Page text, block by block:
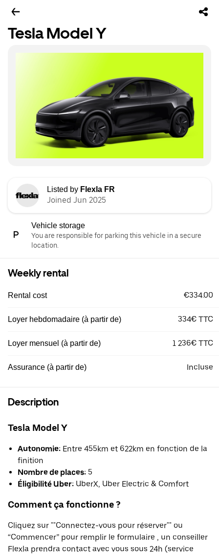
Tesla Model Y
Listed by Flexla FR
Joined Jun 2025
Vehicle storage
You are responsible for parking this vehicle in a secure
location.
Weekly rental
Rental cost €334.00
Loyer hebdomadaire (à partir de) 334€ TTC
Loyer mensuel (à partir de) 1 236€ TTC
Assurance (à partir de) Incluse
Description
Tesla Model Y
Autonomie: Entre 455km et 622km en fonction de la
finition
Nombre de places: 5
Éligibilité Uber: UberX, Uber Electric & Comfort
Comment ça fonctionne ?
Cliquez sur ""Connectez-vous pour réserver"" ou
“Commencer” pour remplir le formulaire , un conseiller
Flexla prendra contact avec vous sous 24h (service